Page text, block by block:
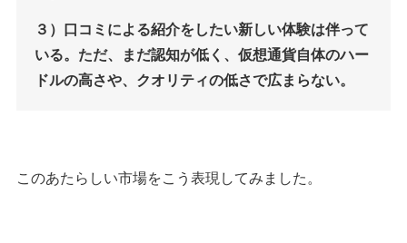
３）口コミによる紹介をしたい新しい体験は伴って
いる。ただ、まだ認知が低く、仮想通貨自体のハー
ドルの高さや、クオリティの低さで広まらない。
このあたらしい市場をこう表現してみました。